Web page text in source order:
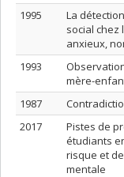
1995
La
social
anxieux,
1993
mère-
1987
2017
Pistes de
étudiants
risque et
mentale